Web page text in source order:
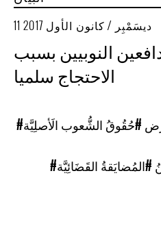
11 ديسَمْبِر / كانون الأول 2017
النوبيين بسبب
الاحتجاج سلميا
#حُقُوقُ الشُّعوب الَأصلِيَّة
#المُضايَقةُ القَضَائِيَّة